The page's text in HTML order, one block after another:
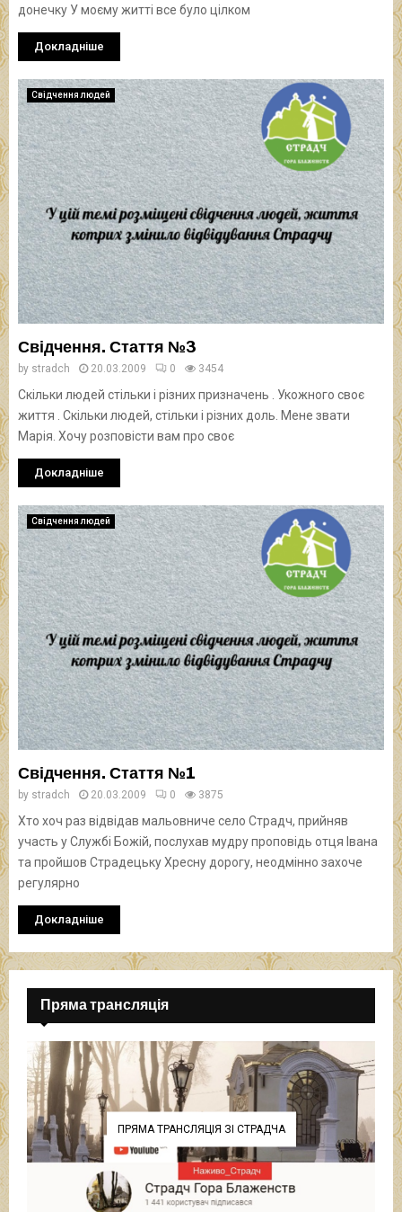
донечку У моєму житті все було цілком
Докладніше
Свідчення людей
Свідчення. Стаття №3
by stradch 20.03.2009 0 3454
Скільки людей стільки і різних призначень . Укожного своє
життя . Скільки людей, стільки і різних доль. Мене звати
Марія. Хочу розповісти вам про своє
Докладніше
Свідчення людей
Свідчення. Стаття №1
by stradch 20.03.2009 0 3875
Хто хоч раз відвідав мальовниче село Страдч, прийняв
участь у Службі Божій, послухав мудру проповідь отця Івана
та пройшов Страдецьку Хресну дорогу, неодмінно захоче
регулярно
Докладніше
Пряма трансляція
ПРЯМА ТРАНСЛЯЦІЯ ЗІ СТРАДЧА